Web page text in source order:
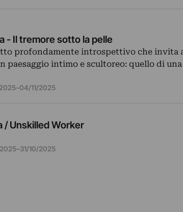
- Il tremore sotto la pelle
profondamente introspettivo che invita
paesaggio intimo e scultoreo: quello di una
–04/11/2025
/ Unskilled Worker
–31/10/2025